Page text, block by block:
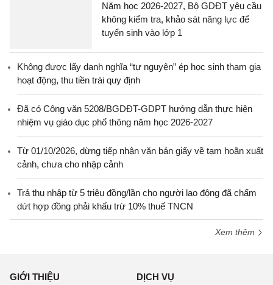
Năm học 2026-2027, Bộ GDĐT yêu cầu
không kiểm tra, khảo sát năng lực để
tuyển sinh vào lớp 1
Không được lấy danh nghĩa “tự nguyện” ép học sinh tham gia
hoạt động, thu tiền trái quy định
Đã có Công văn 5208/BGDĐT-GDPT hướng dẫn thực hiện
nhiệm vụ giáo dục phổ thông năm học 2026-2027
Từ 01/10/2026, dừng tiếp nhận văn bản giấy về tạm hoãn xuất
cảnh, chưa cho nhập cảnh
Trả thu nhập từ 5 triệu đồng/lần cho người lao động đã chấm
dứt hợp đồng phải khấu trừ 10% thuế TNCN
Xem thêm
GIỚI THIỆU DỊCH VỤ